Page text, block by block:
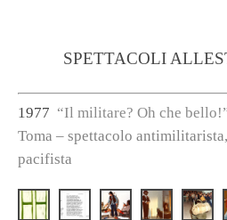
SPETTACOLI
1977 “Il militare? Oh che
Toma – spettacolo
pacifista